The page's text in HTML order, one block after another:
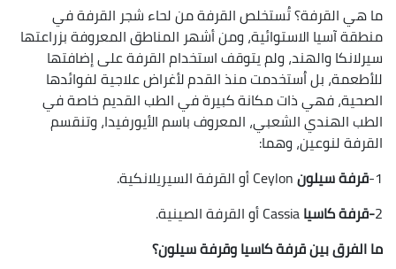
ما هي القرفة؟ تُستخلص القرفة من لحاء شجر القرفة في
منطقة آسيا الاستوائية، ومن أشهر المناطق المعروفة بزراعتها
سيرلانكا والهند، ولم يتوقف استخدام القرفة على إضافتها
للأطعمة، بل اُستخدمت منذ القدم لأغراض علاجية لفوائدها
الصحية، فهي ذات مكانة كبيرة في الطب القديم خاصة في
الطب الهندي الشعبي، المعروف باسم الأيورفيدا، وتنقسم
القرفة لنوعين، وهما:
قرفة سيلونCeylon أو القرفة السيريلانكية.
-قرفة كاسياCassia أو القرفة الصينية.
ما الفرق بين قرفة كاسيا وقرفة سيلون؟